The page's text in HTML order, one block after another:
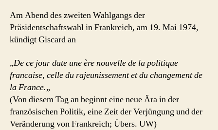
Am Abend des zweiten Wahlgangs der
Präsidentschaftswahl in Frankreich, am 19. Mai 1974,
kündigt Giscard an
„De ce jour date une ère nouvelle de la politique
francaise, celle du rajeunissement et du changement de
la France.„
(Von diesem Tag an beginnt eine neue Ära in der
französischen Politik, eine Zeit der Verjüngung und der
Veränderung von Frankreich; Übers. UW)